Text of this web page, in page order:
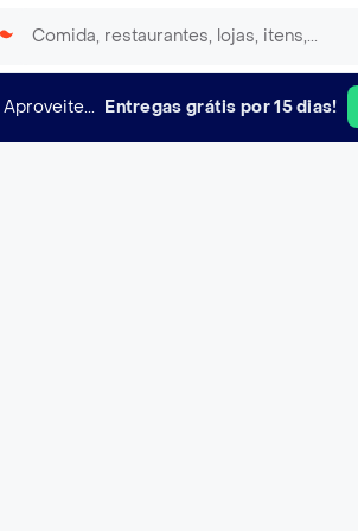
Aproveite... Entregas grátis por 15 dias!